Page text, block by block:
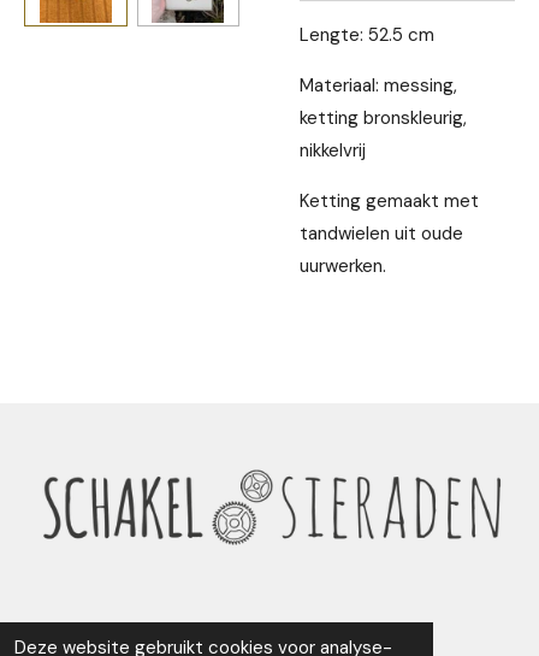
Deze website gebruikt cookies voor analyse-
Lengte: 52.5 cm
Materiaal: messing,
ketting bronskleurig,
nikkelvrij
Ketting gemaakt met
tandwielen uit oude
uurwerken.